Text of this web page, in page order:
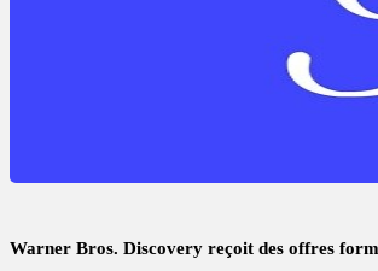
Warner Bros. Discovery reçoit des offres